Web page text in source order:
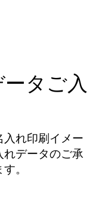
タご入
れ印刷イメー
れデータのご承
。